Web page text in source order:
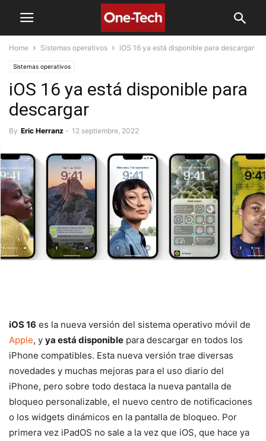
Home Sistemas operativos iOS 16 ya está disponible para descargar
Sistemas operativos
iOS 16 ya está disponible para
descargar
By Eric Herranz - 12 septiembre, 2022
iOS 16 es la nueva versión del sistema operativo móvil de
Apple, y ya está disponible para descargar en todos los
iPhone compatibles. Esta nueva versión trae diversas
novedades y muchas mejoras para el uso diario del
iPhone, pero sobre todo destaca la nueva pantalla de
bloqueo personalizable, el nuevo centro de notificaciones
o los widgets dinámicos en la pantalla de bloqueo. Por
primera vez iPadOS no sale a la vez que iOS, que hace ya